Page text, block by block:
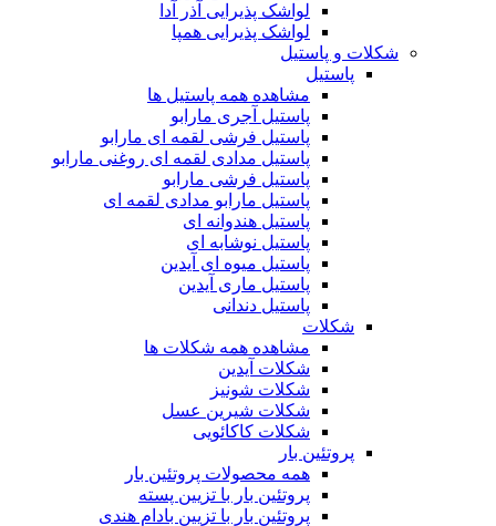
لواشک پذیرایی آذر آدا
لواشک پذیرایی همپا
شکلات و پاستیل
پاستیل
مشاهده همه پاستیل ها
پاستیل آجری مارابو
پاستیل فرشی لقمه ای مارابو
پاستیل مدادی لقمه ای روغنی مارابو
پاستیل فرشی مارابو
پاستیل مارابو مدادی لقمه ای
پاستیل هندوانه ای
پاستیل نوشابه ای
پاستیل میوه ای آیدین
پاستیل ماری آیدین
پاستیل دندانی
شکلات
مشاهده همه شکلات ها
شکلات آیدین
شکلات شونیز
شکلات شیرین عسل
شکلات کاکائویی
پروتئین بار
همه محصولات پروتئین بار
پروتئین بار با تزیین پسته
پروتئین بار با تزیین بادام هندی